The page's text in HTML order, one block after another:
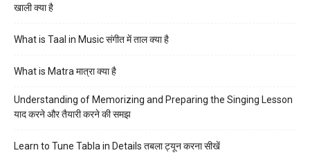
खाली क्या है
What is Taal in Music संगीत में ताल क्या है
What is Matra मात्रा क्या है
Understanding of Memorizing and Preparing the Singing Lesson
याद करने और तैयारी करने की समझ
Learn to Tune Tabla in Details तबला ट्यून करना सीखें